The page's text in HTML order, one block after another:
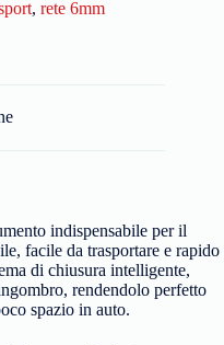
, rete 6mm
indispensabile per il
facile da trasportare e rapido
di chiusura intelligente,
rendendolo perfetto
spazio in auto.